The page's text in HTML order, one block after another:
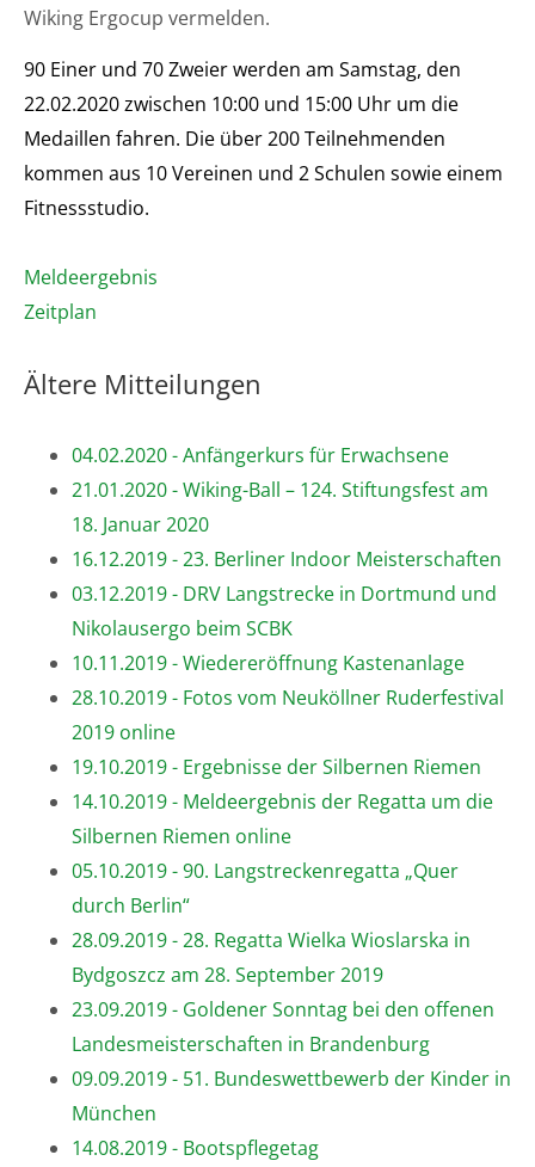
Wiking Ergocup vermelden.
90 Einer und 70 Zweier werden am Samstag, den
22.02.2020 zwischen 10:00 und 15:00 Uhr um die
Medaillen fahren. Die über 200 Teilnehmenden
kommen aus 10 Vereinen und 2 Schulen sowie einem
Fitnessstudio.
Meldeergebnis
Zeitplan
Ältere Mitteilungen
04.02.2020 - Anfängerkurs für Erwachsene
21.01.2020 - Wiking-Ball – 124. Stiftungsfest am
18. Januar 2020
16.12.2019 - 23. Berliner Indoor Meisterschaften
03.12.2019 - DRV Langstrecke in Dortmund und
Nikolausergo beim SCBK
10.11.2019 - Wiedereröffnung Kastenanlage
28.10.2019 - Fotos vom Neuköllner Ruderfestival
2019 online
19.10.2019 - Ergebnisse der Silbernen Riemen
14.10.2019 - Meldeergebnis der Regatta um die
Silbernen Riemen online
05.10.2019 - 90. Langstreckenregatta „Quer
durch Berlin“
28.09.2019 - 28. Regatta Wielka Wioslarska in
Bydgoszcz am 28. September 2019
23.09.2019 - Goldener Sonntag bei den offenen
Landesmeisterschaften in Brandenburg
09.09.2019 - 51. Bundeswettbewerb der Kinder in
München
14.08.2019 - Bootspflegetag